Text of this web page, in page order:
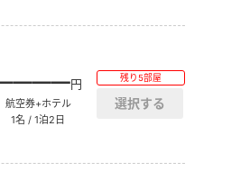
円
航空券+ホテル
1名 / 1泊2日
残り5部屋